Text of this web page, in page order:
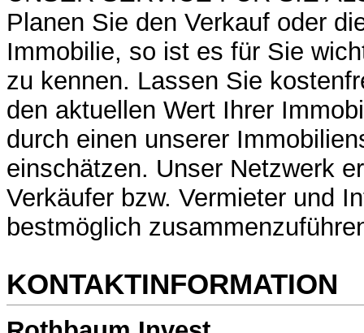
Planen Sie den Verkauf oder
Immobilie, so ist es für Sie
zu kennen. Lassen Sie
den aktuellen Wert Ihrer
durch einen unserer
einschätzen. Unser Netzwerk
Verkäufer bzw. Vermieter und
bestmöglich
KONTAKTINFORMATION